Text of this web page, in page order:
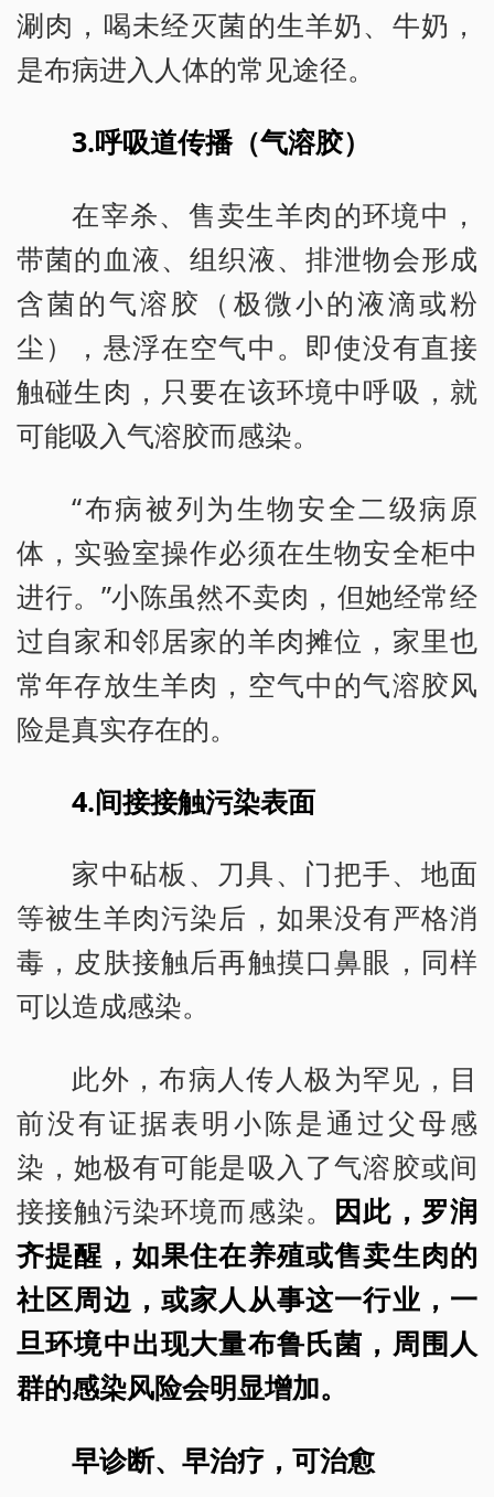
涮肉，喝未经灭菌的生羊奶、牛奶，
是布病进入人体的常见途径。
3.呼吸道传播（气溶胶）
在宰杀、售卖生羊肉的环境中，
带菌的血液、组织液、排泄物会形成
含菌的气溶胶（极微小的液滴或粉
尘），悬浮在空气中。即使没有直接
触碰生肉，只要在该环境中呼吸，就
可能吸入气溶胶而感染。
“布病被列为生物安全二级病原
体，实验室操作必须在生物安全柜中
进行。”小陈虽然不卖肉，但她经常经
过自家和邻居家的羊肉摊位，家里也
常年存放生羊肉，空气中的气溶胶风
险是真实存在的。
4.间接接触污染表面
家中砧板、刀具、门把手、地面
等被生羊肉污染后，如果没有严格消
毒，皮肤接触后再触摸口鼻眼，同样
可以造成感染。
此外，布病人传人极为罕见，目
前没有证据表明小陈是通过父母感
染，她极有可能是吸入了气溶胶或间
接接触污染环境而感染。 因此，罗润
齐提醒，如果住在养殖或售卖生肉的
社区周边，或家人从事这一行业，一
旦环境中出现大量布鲁氏菌，周围人
群的感染风险会明显增加。
早诊断、早治疗，可治愈